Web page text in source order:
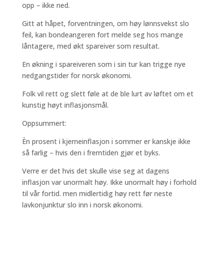
opp – ikke ned.
Gitt at håpet, forventningen, om høy lønnsvekst slo
feil, kan bondeangeren fort melde seg hos mange
låntagere, med økt spareiver som resultat.
En økning i spareiveren som i sin tur kan trigge nye
nedgangstider for norsk økonomi.
Folk vil rett og slett føle at de ble lurt av løftet om et
kunstig høyt inflasjonsmål.
Oppsummert:
Èn prosent i kjerneinflasjon i sommer er kanskje ikke
så farlig – hvis den i fremtiden gjør et byks.
Verre er det hvis det skulle vise seg at dagens
inflasjon var unormalt høy. Ikke unormalt høy i forhold
til vår fortid. men midlertidig høy rett før neste
lavkonjunktur slo inn i norsk økonomi.